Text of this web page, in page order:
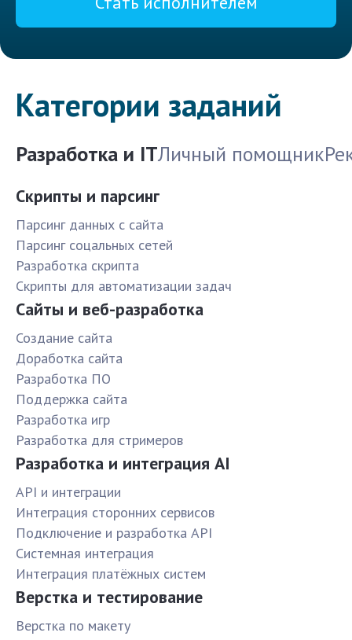
Категории заданий
Разработка и ITЛичный помощник
Скрипты и парсинг
Парсинг данных с сайта
Парсинг соцальных сетей
Разработка скрипта
Скрипты для автоматизации задач
Сайты и веб-разработка
Создание сайта
Доработка сайта
Разработка ПО
Поддержка сайта
Разработка игр
Разработка для стримеров
Разработка и интеграция AI
API и интеграции
Интеграция сторонних сервисов
Подключение и разработка API
Системная интеграция
Интеграция платёжных систем
Верстка и тестирование
Верстка по макету